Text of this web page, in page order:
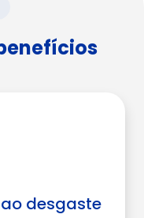
desgaste